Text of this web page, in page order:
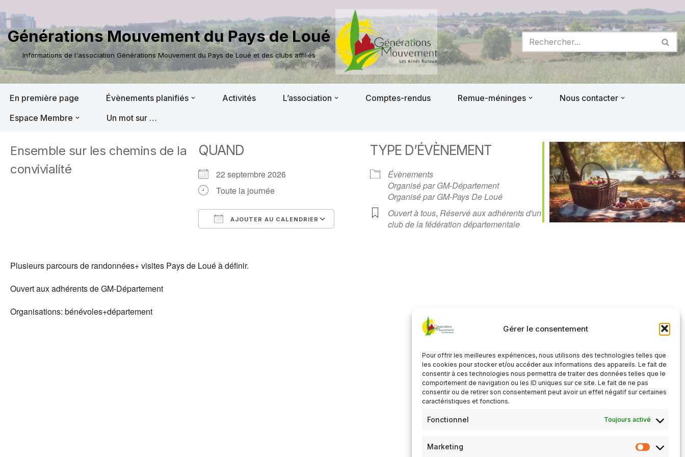
Gérer le consentement
Pour offrir les meilleures expériences, nous utilisons des technologies telles que
les cookies pour stocker et/ou accéder aux informations des appareils. Le fait de
consentir à ces technologies nous permettra de traiter des données telles que le
comportement de navigation ou les ID uniques sur ce site. Le fait de ne pas
consentir ou de retirer son consentement peut avoir un effet négatif sur certaines
caractéristiques et fonctions.
Fonctionnel Toujours activé
Marketing
Aller
au
contenu
Générations Mouvement du Pays de Loué
Informations de l'association Générations Mouvement du Pays de Loué et des clubs affiliés
En première page Évènements planifiés Activités L’association Comptes-rendus Remue-méninges
Nous contacter
Espace Membre
Un mot sur …
Ensemble sur les chemins de la
convivialité
QUAND
22 septembre 2026
Toute la journée
AJOUTER AU CALENDRIER
TYPE D’ÉVÈNEMENT
Évènements
Organisé par GM-Département
Organisé par GM-Pays De Loué
Ouvert à tous,Réservé aux adhérents d'un
club de la fédération départementale
Plusieurs parcours de randonnées+ visites Pays de Loué à définir.
Ouvert aux adhérents de GM-Département
Organisations: bénévoles+département